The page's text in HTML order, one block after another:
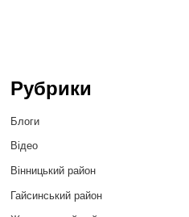
Рубрики
Блоги
Відео
Вінницький район
Гайсинський район